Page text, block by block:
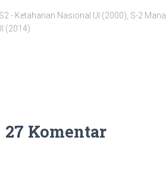
- Ketahanan Nasional UI (2000), S-2
(2014)
27 Komentar